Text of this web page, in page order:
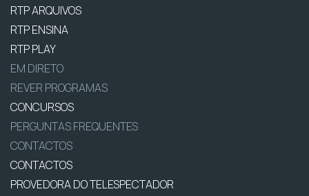
RTP ARQUIVOS
RTP ENSINA
RTP PLAY
EM DIRETO
REVER PROGRAMAS
CONCURSOS
PERGUNTAS FREQUENTES
CONTACTOS
CONTACTOS
PROVEDORA DO TELESPECTADOR